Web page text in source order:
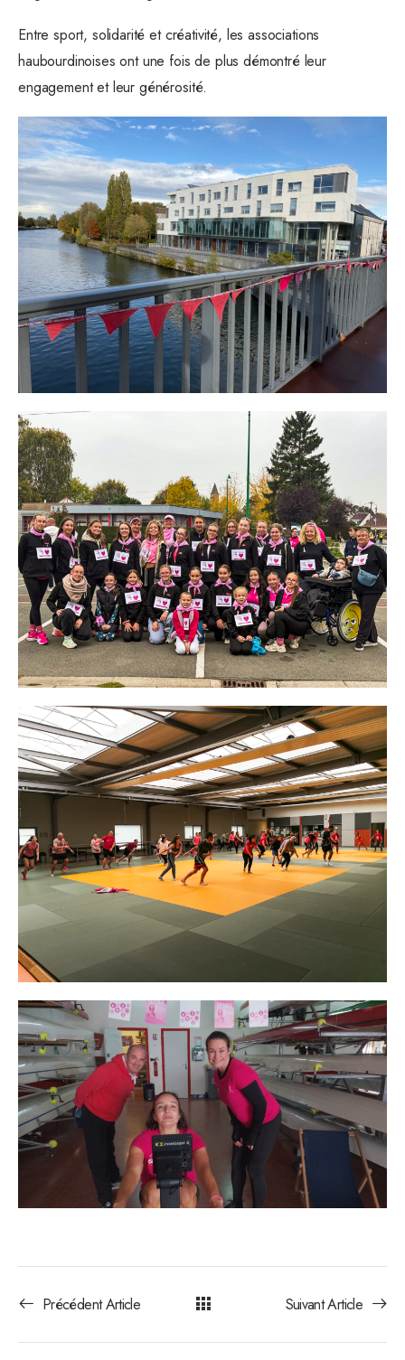
Entre sport, solidarité et créativité, les associations
haubourdinoises ont une fois de plus démontré leur
engagement et leur générosité.
Précédent Article Suivant Article